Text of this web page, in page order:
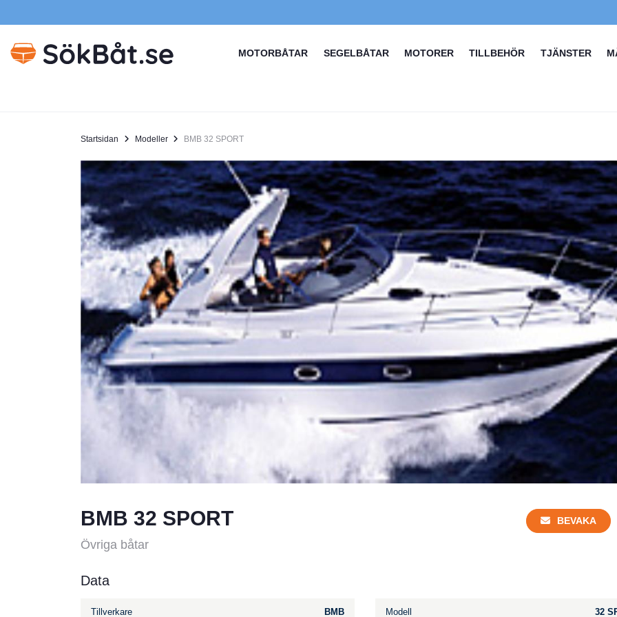
MOTORBÅTAR SEGELBÅTAR MOTORER TILLBEHÖR TJÄNSTER
Startsidan Modeller BMB 32 SPORT
BMB 32 SPORT
Övriga båtar
BEVAKA
Data
Tillverkare BMB Modell 32